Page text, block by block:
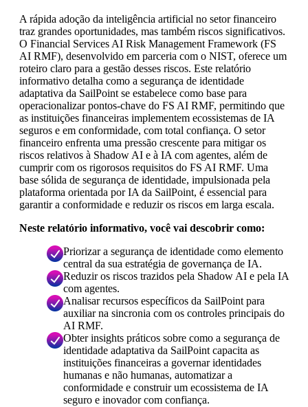
A rápida adoção da inteligência artificial no setor financeiro
traz grandes oportunidades, mas também riscos significativos.
O Financial Services AI Risk Management Framework (FS
AI RMF), desenvolvido em parceria com o NIST, oferece um
roteiro claro para a gestão desses riscos. Este relatório
informativo detalha como a segurança de identidade
adaptativa da SailPoint se estabelece como base para
operacionalizar pontos-chave do FS AI RMF, permitindo que
as instituições financeiras implementem ecossistemas de IA
seguros e em conformidade, com total confiança. O setor
financeiro enfrenta uma pressão crescente para mitigar os
riscos relativos à Shadow AI e à IA com agentes, além de
cumprir com os rigorosos requisitos do FS AI RMF. Uma
base sólida de segurança de identidade, impulsionada pela
plataforma orientada por IA da SailPoint, é essencial para
garantir a conformidade e reduzir os riscos em larga escala.
Neste relatório informativo, você vai descobrir como:
Priorizar a segurança de identidade como elemento
central da sua estratégia de governança de IA.
Reduzir os riscos trazidos pela Shadow AI e pela IA
com agentes.
Analisar recursos específicos da SailPoint para
auxiliar na sincronia com os controles principais do
AI RMF.
Obter insights práticos sobre como a segurança de
identidade adaptativa da SailPoint capacita as
instituições financeiras a governar identidades
humanas e não humanas, automatizar a
conformidade e construir um ecossistema de IA
seguro e inovador com confiança.